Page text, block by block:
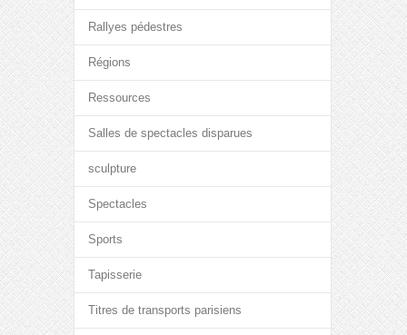
Rallyes pédestres
Régions
Ressources
Salles de spectacles disparues
sculpture
Spectacles
Sports
Tapisserie
Titres de transports parisiens